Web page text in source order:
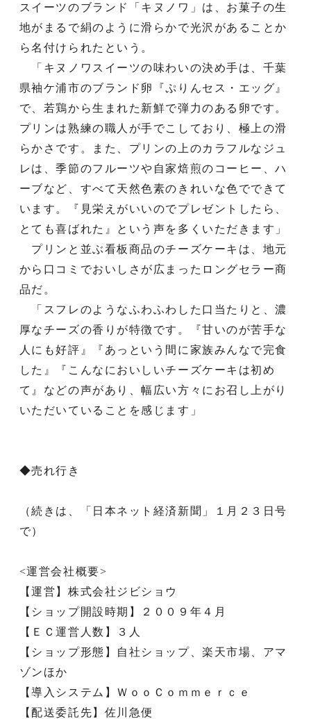
スイーツのブランド「キヌノワ」は、お菓子の生
地がまるで絹のように滑らかで光沢があることか
ら名付けられたという。
「キヌノワスイーツの味わいの決め手は、千葉
県袖ケ浦市のブランド卵『ぷりんセス・エッグ』
で、若鶏から生まれた新鮮で弾力のある卵です。
プリンは熟練の職人が手でこしており、極上の滑
らかさです。また、プリンの上のカラフルなジュ
レは、季節のフルーツや自家焙煎のコーヒー、ハ
ーブなど、すべて天然色素のきれいな色でできて
います。『見栄えがいいのでプレゼントしたら、
とても喜ばれた』という声を多くいただきます」
プリンと並ぶ看板商品のチーズケーキは、地元
から口コミでおいしさが広まったロングセラー商
品だ。
「スフレのようなふわふわした口当たりと、濃
厚なチーズの香りが特徴です。『甘いのが苦手な
人にも好評』『あっという間に家族みんなで完食
した』『こんなにおいしいチーズケーキは初め
て』などの声があり、幅広い方々にお召し上がり
いただいていることを感じます」
◆売れ行き
（続きは、「日本ネット経済新聞」１月２３日号
で）
<運営会社概要>
【運営】株式会社ジビショウ
【ショップ開設時期】２００９年４月
【ＥＣ運営人数】３人
【ショップ形態】自社ショップ、楽天市場、アマ
ゾンほか
【導入システム】ＷｏｏＣｏｍｍｅｒｃｅ
【配送委託先】佐川急便